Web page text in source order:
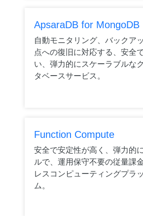
ApsaraDB for MongoDB
自動モニタリング、バックア
点への復旧に対応する、安全
い、弾力的にスケーラブルな
タベースサービス。
Function Compute
安全で安定性が高く、弾力的
ルで、運用保守不要の従量課
レスコンピューティングプラ
ム。